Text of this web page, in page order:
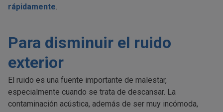
rápidamente
Para disminuir el ruido
exterior
El ruido es una fuente importante de malestar,
especialmente cuando se trata de descansar. La
contaminación acústica, además de ser muy incómoda,